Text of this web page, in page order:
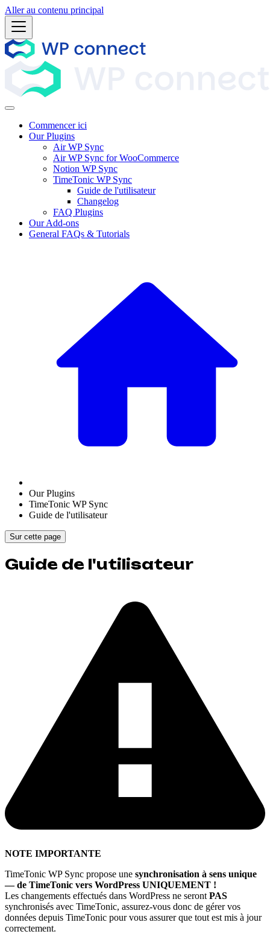
Aller au contenu principal
Commencer ici
Our Plugins
Air WP Sync
Air WP Sync for WooCommerce
Notion WP Sync
TimeTonic WP Sync
Guide de l'utilisateur
Changelog
FAQ Plugins
Our Add-ons
General FAQs & Tutorials
Our Plugins
TimeTonic WP Sync
Guide de l'utilisateur
Sur cette page
Guide de l'utilisateur
NOTE IMPORTANTE
TimeTonic WP Sync propose une synchronisation à sens unique
— de TimeTonic vers WordPress UNIQUEMENT !
Les changements effectués dans WordPress ne seront PAS
synchronisés avec TimeTonic, assurez-vous donc de gérer vos
données depuis TimeTonic pour vous assurer que tout est mis à jour
correctement.